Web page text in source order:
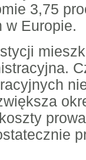
3,75
w Europie.